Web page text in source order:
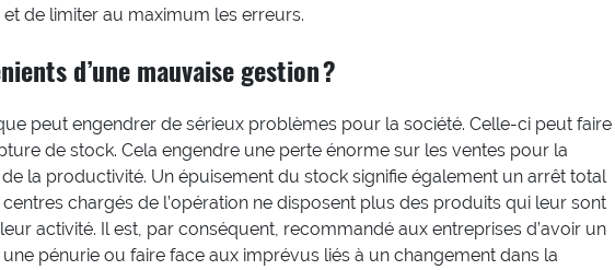
de limiter au maximum les erreurs.
d’une mauvaise gestion ?
peut engendrer de sérieux problèmes pour la société. Celle-ci peut faire
de stock. Cela engendre une perte énorme sur les ventes pour la
la productivité. Un épuisement du stock signifie également un arrêt total
chargés de l’opération ne disposent plus des produits qui leur sont
activité. Il est, par conséquent, recommandé aux entreprises d’avoir un
pénurie ou faire face aux imprévus liés à un changement dans la